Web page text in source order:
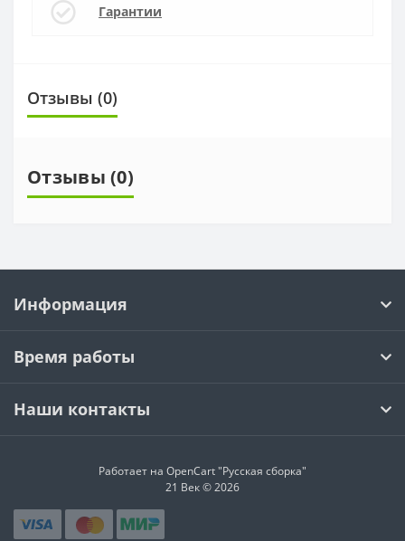
Гарантии
Отзывы (0)
Отзывы (0)
Информация
Время работы
Наши контакты
Работает на OpenCart "Русская сборка"
21 Век © 2026